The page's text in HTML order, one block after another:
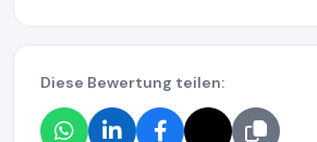
Diese Bewertung teilen: